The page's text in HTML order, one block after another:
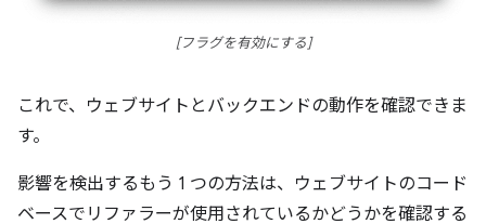
[フラグを有効にする]
これで、ウェブサイトとバックエンドの動作を確認できま
す。
影響を検出するもう 1 つの方法は、ウェブサイトのコード
ベースでリファラーが使用されているかどうかを確認する